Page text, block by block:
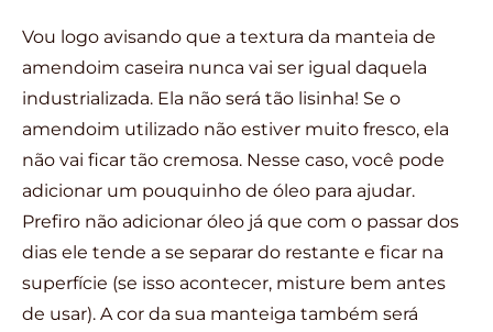
Vou logo avisando que a textura da manteia de
amendoim caseira nunca vai ser igual daquela
industrializada. Ela não será tão lisinha! Se o
amendoim utilizado não estiver muito fresco, ela
não vai ficar tão cremosa. Nesse caso, você pode
adicionar um pouquinho de óleo para ajudar.
Prefiro não adicionar óleo já que com o passar dos
dias ele tende a se separar do restante e ficar na
superfície (se isso acontecer, misture bem antes
de usar). A cor da sua manteiga também será